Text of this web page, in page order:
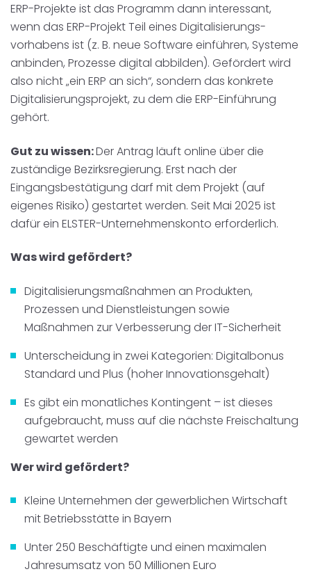
ERP-Projekte ist das Programm dann interessant,
wenn das ERP-Projekt Teil eines Digitalisierungs­
vorhabens ist (z. B. neue Software einführen, Systeme
anbinden, Prozesse digital abbilden). Gefördert wird
also nicht „ein ERP an sich“, sondern das konkrete
Digitalisierungsprojekt, zu dem die ERP-Einführung
gehört.
Gut zu wissen:Der Antrag läuft online über die
zuständige Bezirksregierung. Erst nach der
Eingangsbestätigung darf mit dem Projekt (auf
eigenes Risiko) gestartet werden. Seit Mai 2025 ist
dafür ein ELSTER-Unternehmenskonto erforderlich.
Was wird gefördert?
Digitalisierungsmaßnahmen an Produkten,
Prozessen und Dienstleistungen sowie
Maßnahmen zur Verbesserung der IT-Sicherheit
Unterscheidung in zwei Kategorien: Digitalbonus
Standard und Plus (hoher Innovationsgehalt)
Es gibt ein monatliches Kontingent – ist dieses
aufgebraucht, muss auf die nächste Freischaltung
gewartet werden
Wer wird gefördert?
Kleine Unternehmen der gewerblichen Wirtschaft
mit Betriebsstätte in Bayern
Unter 250 Beschäftigte und einen maximalen
Jahresumsatz von 50 Millionen Euro